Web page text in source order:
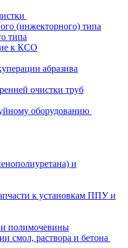
(инжекторного) типа
типа
к КСО
абразива
очистки труб
оборудованию
и
к установкам ППУ и
полимочевины
смол, раствора и бетона